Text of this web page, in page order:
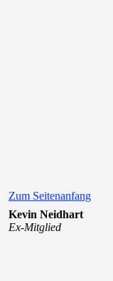
Zum Seitenanfang
Kevin Neidhart
Ex-Mitglied